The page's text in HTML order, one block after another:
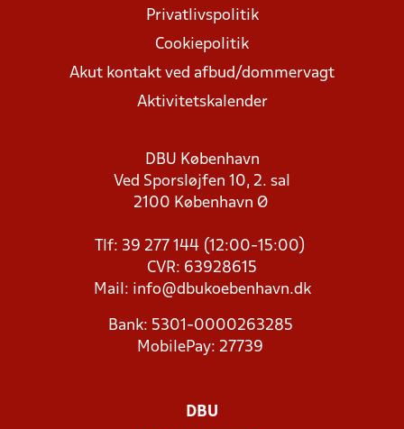
Privatlivspolitik
Cookiepolitik
Akut kontakt ved afbud/dommervagt
Aktivitetskalender
DBU København
Ved Sporsløjfen 10, 2. sal
2100 København Ø
Tlf: 39 277 144 (12:00-15:00)
CVR: 63928615
Mail: info@dbukoebenhavn.dk
Bank: 5301-0000263285
MobilePay: 27739
DBU